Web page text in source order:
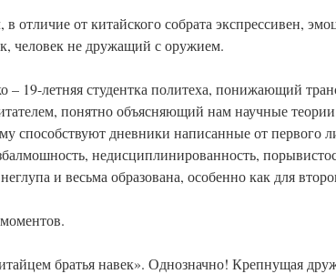
отличие от китайского собрата экспрессивен,
человек не дружащий с оружием.
– 19-летняя студентка политеха, понижающий
понятно объясняющий нам научные
способствуют дневники написанные от первого
недисциплинированность,
и весьма образована, особенно как для
братья навек». Однозначно! Крепнущая